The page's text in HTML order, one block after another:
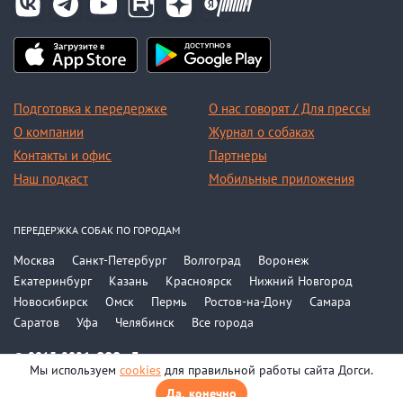
Подготовка к передержке
О компании
Контакты и офис
Наш подкаст
О нас говорят / Для прессы
Журнал о собаках
Партнеры
Мобильные приложения
© 2015-2026, ООО «Догси»
Политика конфиденциальности
ПЕРЕДЕРЖКА СОБАК ПО ГОРОДАМ
Москва Санкт-Петербург Волгоград
Воронеж
Екатеринбург
Казань Красноярск
Нижний Новгород
Новосибирск
Омск Пермь Ростов-на-Дону
Самара
Саратов
Уфа Челябинск Все города
Мы используем cookies для правильной работы сайта Догси.
Да, конечно